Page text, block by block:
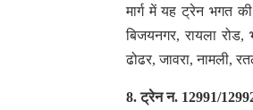
मार्ग में यह ट्रेन भगत
बिजयनगर, रायला रोड,
ढोढर, जावरा, नामली,
8. ट्रेन न. 12991/